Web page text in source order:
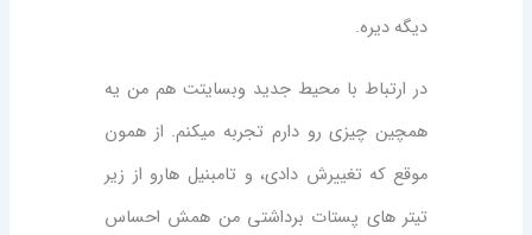
دیگه دیره.
در ارتباط با محیط جدید وبسایتت هم من یه
همچین چیزی رو دارم تجربه میکنم. از همون
موقع که تغییرش دادی، و تامبنیل هارو از زیر
تیتر های پستات برداشتی من همش احساس